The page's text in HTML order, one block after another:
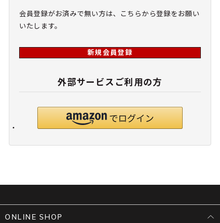
会員登録がお済みで無い方は、こちらから登録をお願い
いたします。
新規会員登録
外部サービスご利用の方
ONLINE SHOP